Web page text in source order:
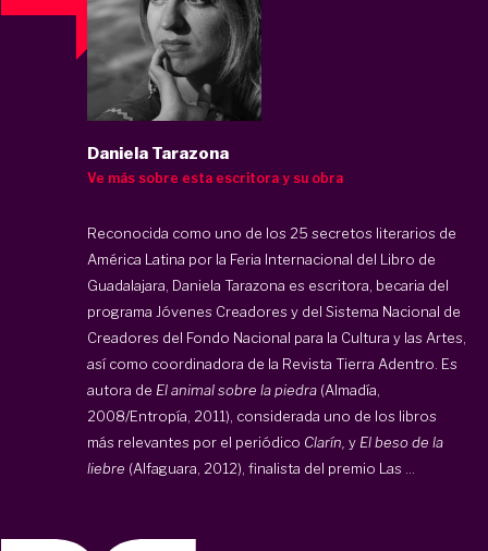
Daniela Tarazona
Ve más sobre esta escritora y su obra
Reconocida como uno de los 25 secretos literarios de
América Latina por la Feria Internacional del Libro de
Guadalajara, Daniela Tarazona es escritora, becaria del
programa Jóvenes Creadores y del Sistema Nacional de
Creadores del Fondo Nacional para la Cultura y las Artes,
así como coordinadora de la Revista Tierra Adentro. Es
autora de El animal sobre la piedra (Almadía,
2008/Entropía, 2011), considerada uno de los libros
más relevantes por el periódico Clarín, y El beso de la
liebre (Alfaguara, 2012), finalista del premio Las ...